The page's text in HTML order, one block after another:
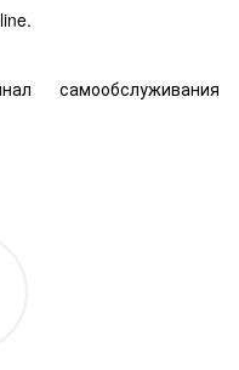
.
самообслуживания